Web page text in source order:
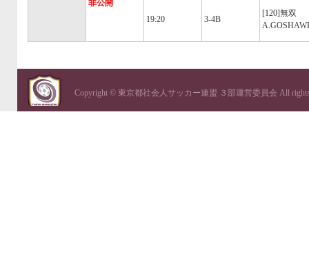
非公開
19:20 3-4B
[120]無双
Copyright © 東京都社会人サッカー連盟 ３部運営委員会 All rights